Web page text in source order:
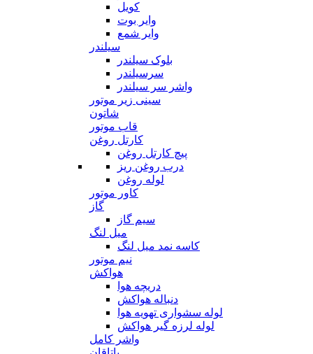
کویل
وایر بوت
وایر شمع
سیلندر
بلوک سیلندر
سرسیلندر
واشر سر سیلندر
سینی زیر موتور
شاتون
قاب موتور
کارتل روغن
پیچ کارتل روغن
درب روغن ریز
لوله روغن
کاور موتور
گاز
سیم گاز
میل لنگ
کاسه نمد میل لنگ
نیم موتور
هواکش
دریچه هوا
دنباله هواکش
لوله سشواری تهویه هوا
لوله لرزه گیر هواکش
واشر کامل